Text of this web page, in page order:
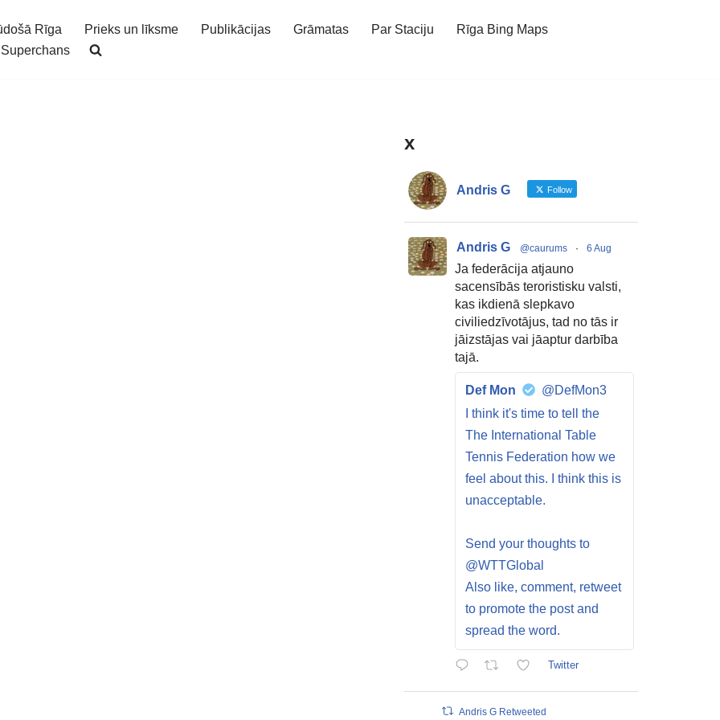
Rīga Prieks un līksme Publikācijas Grāmatas Par Staciju
Rīga Bing Maps
Superchans
x
Andris G Follow
Andris G @caurums · 6 Aug
Ja federācija atjauno
sacensībās teroristisku valsti,
kas ikdienā slepkavo
civiliedzīvotājus, tad no tās ir
jāizstājas vai jāaptur darbība
tajā.
Def Mon
@DefMon3
I think it's time to tell the
The International Table
Tennis Federation how we
feel about this. I think this is
unacceptable.
Send your thoughts to
@WTTGlobal
Also like, comment, retweet
to promote the post and
spread the word.
Twitter
Andris G Retweeted